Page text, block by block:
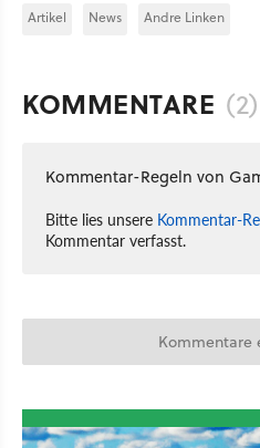
Artikel News Andre Linken
KOMMENTARE (2)
Kommentar-Regeln von
Bitte lies unsere Kommentar-
Kommentar verfasst.
Kommentare